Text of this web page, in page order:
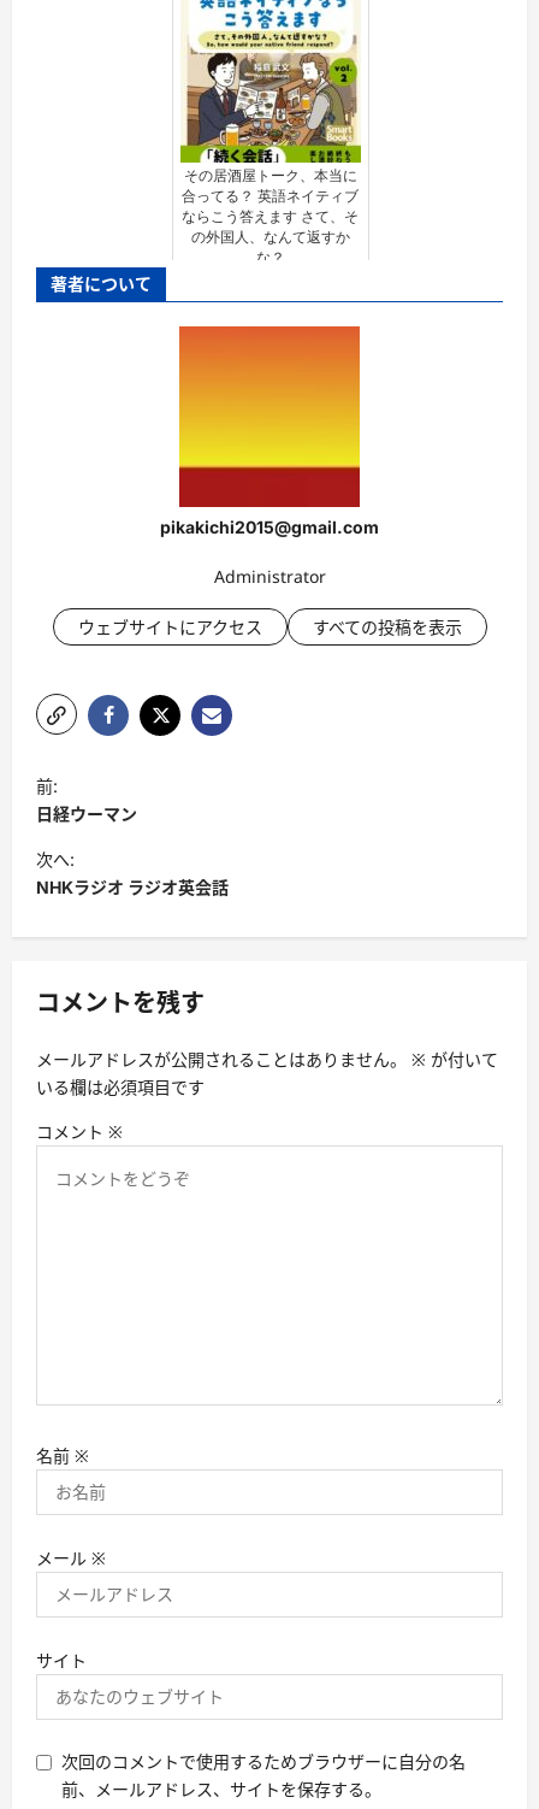
その居酒屋トーク、本当に
合ってる？ 英語ネイティブ
ならこう答えます さて、そ
の外国人、なんて返すか
な？
著者について
pikakichi2015@gmail.com
Administrator
ウェブサイトにアクセス すべての投稿を表示
投
稿
ナ
ビ
シ
ン
前:
日経ウーマン
次へ:
NHKラジオ ラジオ英会話
コメントを残す
メールアドレスが公開されることはありません。 ※ が付いて
いる欄は必須項目です
コメント ※
名前 ※
メール ※
サイト
次回のコメントで使用するためブラウザーに自分の名
前、メールアドレス、サイトを保存する。